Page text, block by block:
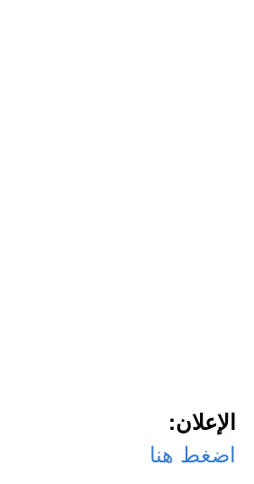
الإعلان:
اضغط هنا